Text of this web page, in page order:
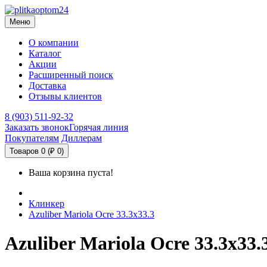
Меню
О компании
Каталог
Акции
Расширенный поиск
Доставка
Отзывы клиентов
8 (903) 511-92-32
Заказать звонокГорячая линия
Покупателям Диллерам
Товаров 0 (₽ 0)
Ваша корзина пуста!
Клинкер
Azuliber Mariola Ocre 33.3х33.3
Azuliber Mariola Ocre